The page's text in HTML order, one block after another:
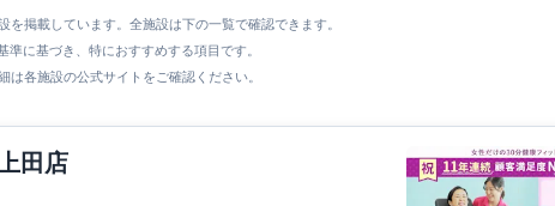
掲載しています。全施設は下の一覧で確認できます。
に基づき、特におすすめする項目です。
各施設の公式サイトをご確認ください。
田店